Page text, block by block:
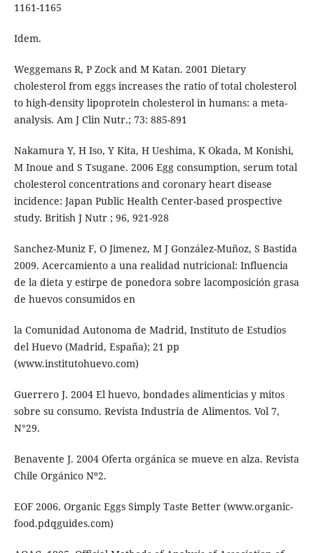
1161-1165
Idem.
Weggemans R, P Zock and M Katan. 2001 Dietary
cholesterol from eggs increases the ratio of total cholesterol
to high-density lipoprotein cholesterol in humans: a meta-
analysis. Am J Clin Nutr.; 73: 885-891
Nakamura Y, H Iso, Y Kita, H Ueshima, K Okada, M Konishi,
M Inoue and S Tsugane. 2006 Egg consumption, serum total
cholesterol concentrations and coronary heart disease
incidence: Japan Public Health Center-based prospective
study. British J Nutr ; 96, 921-928
Sanchez-Muniz F, O Jimenez, M J González-Muñoz, S Bastida
2009. Acercamiento a una realidad nutricional: Influencia
de la dieta y estirpe de ponedora sobre lacomposición grasa
de huevos consumidos en
la Comunidad Autonoma de Madrid, Instituto de Estudios
del Huevo (Madrid, España); 21 pp
(www.institutohuevo.com)
Guerrero J. 2004 El huevo, bondades alimenticias y mitos
sobre su consumo. Revista Industria de Alimentos. Vol 7,
N°29.
Benavente J. 2004 Oferta orgánica se mueve en alza. Revista
Chile Orgánico Nº2.
EOF 2006. Organic Eggs Simply Taste Better (www.organic-
food.pdqguides.com)